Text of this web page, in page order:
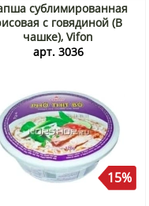
сублимированная
с говядиной (В
чашке), Vifon
арт. 3036
15%